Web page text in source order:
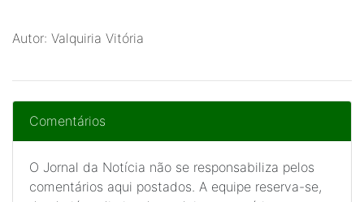
Autor: Valquiria Vitória
Comentários
O Jornal da Notícia não se responsabiliza pelos
comentários aqui postados. A equipe reserva-se,